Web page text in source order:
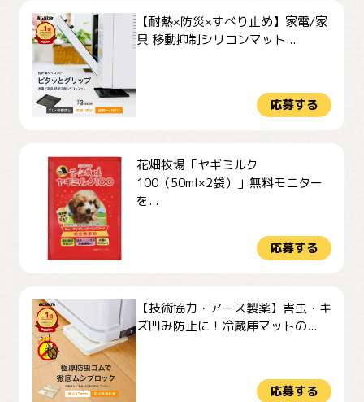
【耐熱×防災×すべり止め】家電/家
具 移動抑制シリコンマット...
応募する
花畑牧場「ヤギミルク
100（50ml×2袋）」無料モニター
を...
応募する
【技術協力・アース製薬】害虫・キ
ズ凹み防止に！冷蔵庫マットの...
応募する